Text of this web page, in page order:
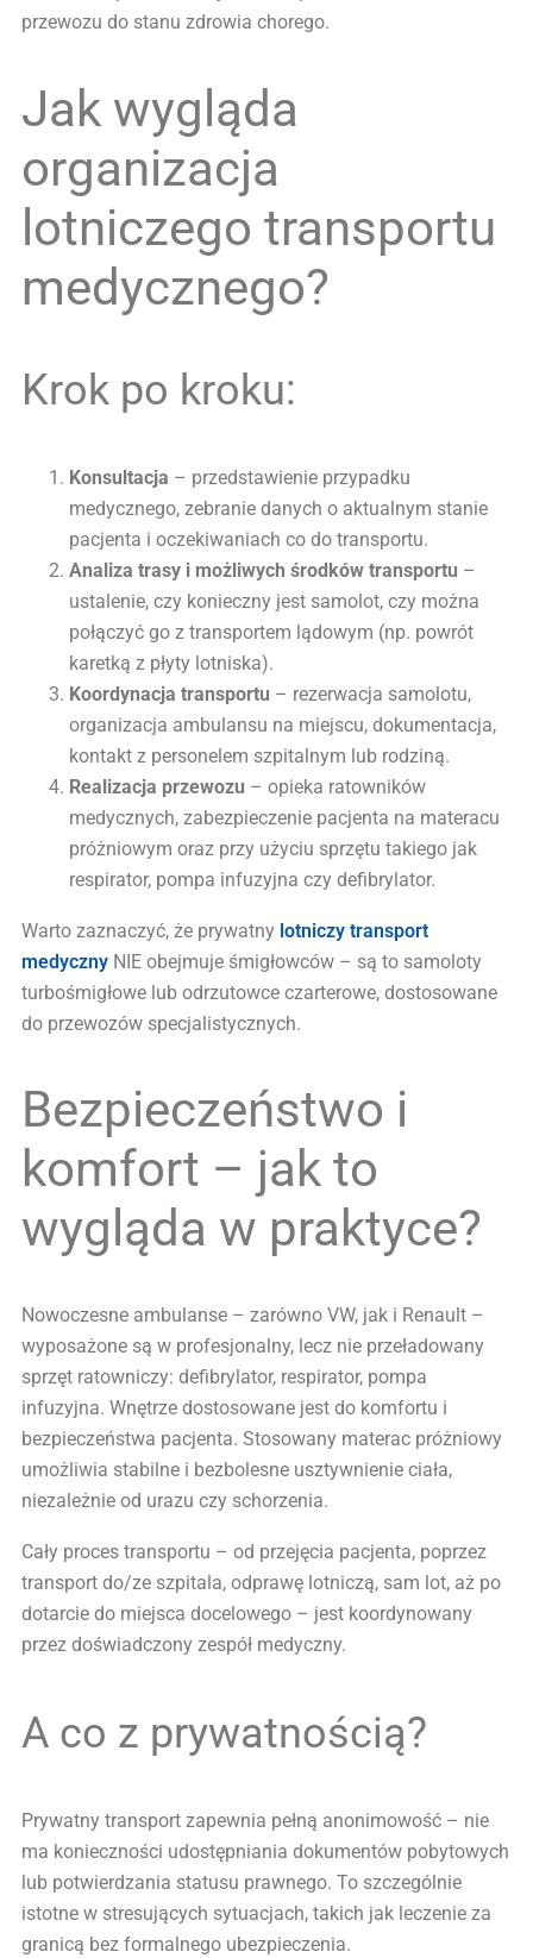
przewozu do stanu zdrowia chorego.
Jak wygląda
organizacja
lotniczego transportu
medycznego?
Krok po kroku:
Konsultacja – przedstawienie przypadku
medycznego, zebranie danych o aktualnym stanie
pacjenta i oczekiwaniach co do transportu.
Analiza trasy i możliwych środków transportu –
ustalenie, czy konieczny jest samolot, czy można
połączyć go z transportem lądowym (np. powrót
karetką z płyty lotniska).
Koordynacja transportu – rezerwacja samolotu,
organizacja ambulansu na miejscu, dokumentacja,
kontakt z personelem szpitalnym lub rodziną.
Realizacja przewozu – opieka ratowników
medycznych, zabezpieczenie pacjenta na materacu
próżniowym oraz przy użyciu sprzętu takiego jak
respirator, pompa infuzyjna czy defibrylator.
Warto zaznaczyć, że prywatny lotniczy transport
medyczny NIE obejmuje śmigłowców – są to samoloty
turbośmigłowe lub odrzutowce czarterowe, dostosowane
do przewozów specjalistycznych.
Bezpieczeństwo i
komfort – jak to
wygląda w praktyce?
Nowoczesne ambulanse – zarówno VW, jak i Renault –
wyposażone są w profesjonalny, lecz nie przeładowany
sprzęt ratowniczy: defibrylator, respirator, pompa
infuzyjna. Wnętrze dostosowane jest do komfortu i
bezpieczeństwa pacjenta. Stosowany materac próżniowy
umożliwia stabilne i bezbolesne usztywnienie ciała,
niezależnie od urazu czy schorzenia.
Cały proces transportu – od przejęcia pacjenta, poprzez
transport do/ze szpitala, odprawę lotniczą, sam lot, aż po
dotarcie do miejsca docelowego – jest koordynowany
przez doświadczony zespół medyczny.
A co z prywatnością?
Prywatny transport zapewnia pełną anonimowość – nie
ma konieczności udostępniania dokumentów pobytowych
lub potwierdzania statusu prawnego. To szczególnie
istotne w stresujących sytuacjach, takich jak leczenie za
granicą bez formalnego ubezpieczenia.